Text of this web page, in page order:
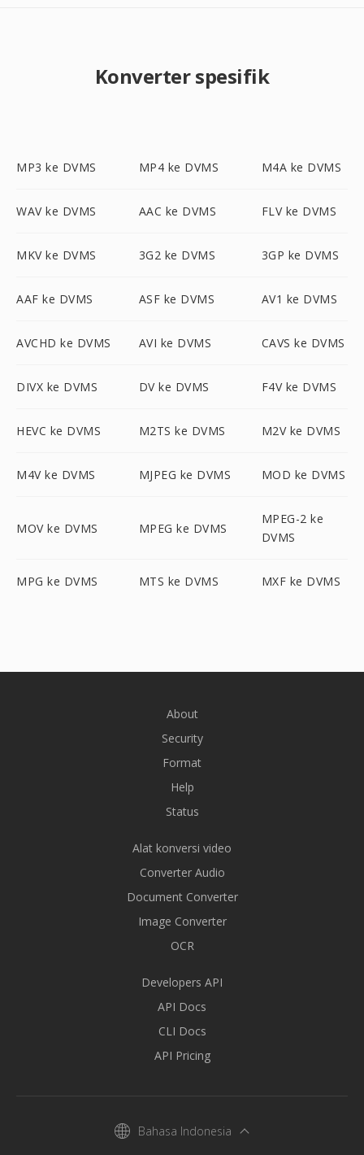
Konverter spesifik
MP3 ke DVMS MP4 ke DVMS M4A ke DVMS
WAV ke DVMS AAC ke DVMS FLV ke DVMS
MKV ke DVMS 3G2 ke DVMS 3GP ke DVMS
AAF ke DVMS ASF ke DVMS AV1 ke DVMS
AVCHD ke DVMS AVI ke DVMS CAVS ke DVMS
DIVX ke DVMS DV ke DVMS F4V ke DVMS
HEVC ke DVMS M2TS ke DVMS M2V ke DVMS
M4V ke DVMS MJPEG ke DVMS MOD ke DVMS
MOV ke DVMS MPEG ke DVMS
MPEG-2 ke
DVMS
MPG ke DVMS MTS ke DVMS MXF ke DVMS
About
Security
Format
Help
Status
Alat konversi video
Converter Audio
Document Converter
Image Converter
OCR
Developers API
API Docs
CLI Docs
API Pricing
Bahasa Indonesia